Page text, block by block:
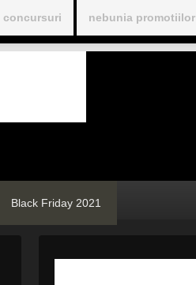
concursuri nebunia promotiilor
Black Friday 2021